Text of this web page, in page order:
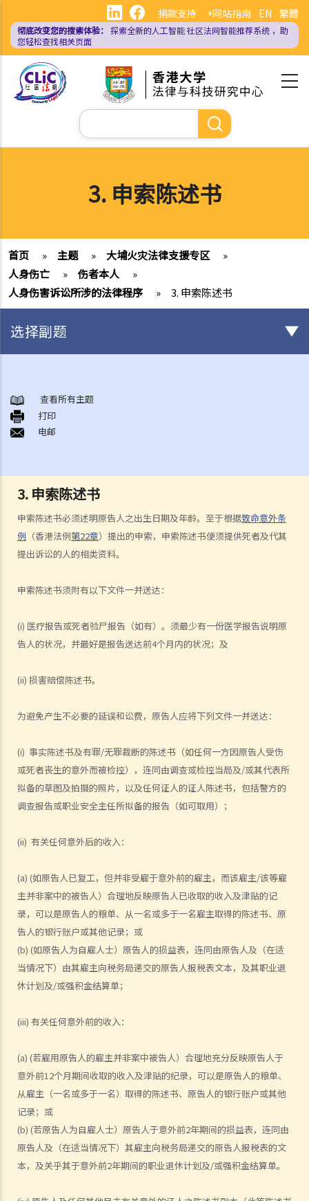
主
EN 繁體
捐款支持 +网站指南
彻底改变您的搜索体验： 探索全新的人工智能社区法网智能推荐系统 ，助
您轻松查找相关页面
搜
索
3. 申索陈述书
首页 » 主题 » 大埔火灾法律支援专区
»
人身伤亡
» 伤者本人
»
人身伤害诉讼所涉的法律程序
» 3. 申索陈述书
3. 申索陈述书
申索陈述书必须述明原告人之出生日期及年龄。至于根据致命意外条
例 （香港法例第22章）提出的申索，申索陈述书便须提供死者及代其
提出诉讼的人的相类资料。
申索陈述书须附有以下文件一并送达：
(i) 医疗报告或死者验尸报告（如有）。须最少有一份医学报告说明原
告人的状况，并最好是报告送达前4个月内的状况；及
(ii) 损害赔偿陈述书。
为避免产生不必要的延误和讼费，原告人应将下列文件一并送达：
(i) 事实陈述书及有罪/无罪裁断的陈述书（如任何一方因原告人受伤
或死者丧生的意外而被检控），连同由调查或检控当局及/或其代表所
拟备的草图及拍摄的照片，以及任何证人的证人陈述书，包括警方的
调查报告或职业安全主任所拟备的报告（如可取用）；
(ii) 有关任何意外后的收入：
(a) (如原告人已复工，但并非受雇于意外前的雇主，而该雇主/该等雇
主并非案中的被告人）合理地反映原告人已收取的收入及津贴的记
录，可以是原告人的粮单、从一名或多于一名雇主取得的陈述书、原
告人的银行账户或其他记录；或
(b) (如原告人为自雇人士）原告人的损益表，连同由原告人及（在适
当情况下）由其雇主向税务局递交的原告人报税表文本，及其职业退
休计划及/或强积金结算单；
(iii) 有关任何意外前的收入：
(a) (若雇用原告人的雇主并非案中被告人）合理地充分反映原告人于
意外前12个月期间收取的收入及津贴的纪录，可以是原告人的粮单、
从雇主（一名或多于一名）取得的陈述书、原告人的银行账户或其他
记录；或
(b) (若原告人为自雇人士）原告人于意外前2年期间的损益表，连同由
原告人及（在适当情况下）其雇主向税务局递交的原告人报税表的文
本，及关乎其于意外前2年期间的职业退休计划及/或强积金结算单。
选择副题
A. 火葬
B. 骨灰安置所（灵灰安置所）
C. 土葬
E. 骨灰撒海
F. 遗体／骨殖／骨灰出入香港
人身伤亡
伤者本人
何谓「人身伤害」？
如何就人身伤害提出申索？
1. 申索信（原告人）及建设性的答复（被告人）
3. 申索陈述书
5. 抗辩书
7. 属实申述
8. 委托专家拟备报告的守则
9. 核对表评检及案件管理问卷
10. 案件管理会议
就人身伤害提出申索，是否存在时限？
涉及非致命意外的申索
若我因人身伤害提出申索，可否申请法律援助？
法律援助
法律援助辅助计划
香港律师会大埔火灾紧急免费法律咨询热线
切勿寻求索偿代理协助处理申索
逝者家属
错的一方之前，我需要依循甚么程序？
损害赔偿陈述书
涉及致命意外的申索
死因裁判法庭有甚么作用？
火灾中受伤的雇员
因工受伤以及有关补偿
查看所有主题
打印
电邮